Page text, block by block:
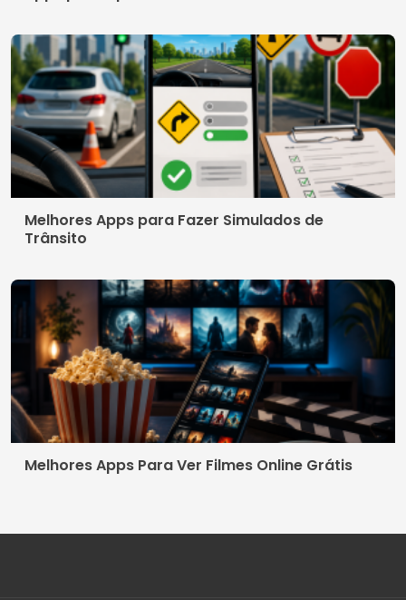
Melhores Apps para Fazer Simulados de
Trânsito
Melhores Apps Para Ver Filmes Online Grátis